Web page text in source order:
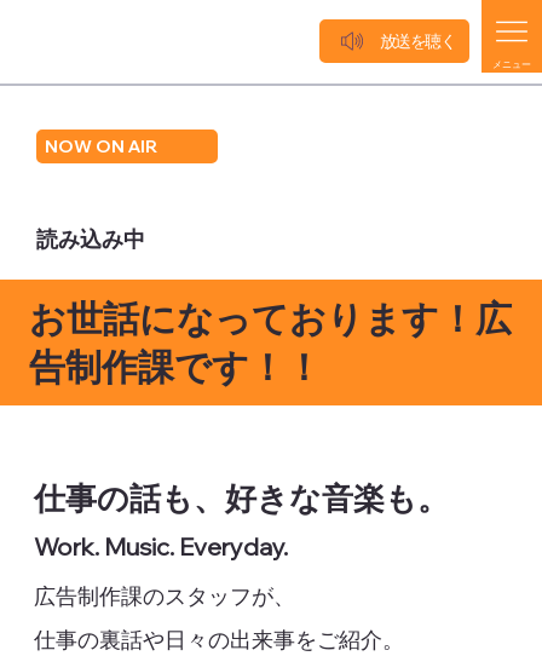
NOW ON AIR
読み込み中
メニュー
放送を聴く
お世話になっております！広
告制作課です！！
仕事の話も、好きな音楽も。
Work. Music. Everyday.
広告制作課のスタッフが、
仕事の裏話や日々の出来事をご紹介。